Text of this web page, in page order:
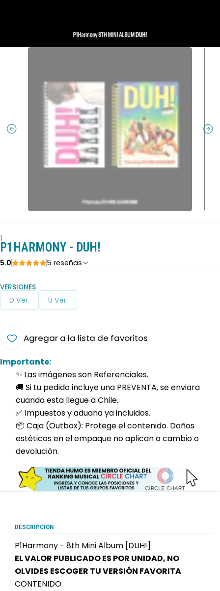
|
P1HARMONY - DUH!
5.0 5 reseñas
VERSIONES
D Ver. U Ver.
Agregar a la lista de favoritos
Importante:
✨ Las imágenes son Referenciales.
🚚 Si tu pedido incluye una PREVENTA, se enviara
cuando esta llegue a Chile.
✅ Impuestos y aduana ya incluidos.
📦 Caja (Outbox): Protege el contenido. Daños
estéticos en el empaque no aplican a cambio o
devolución.
DESCRIPCIÓN
P1Harmony - 8th Mini Album [DUH!]
EL VALOR PUBLICADO ES POR UNIDAD, NO
OLVIDES ESCOGER TU VERSIÓN FAVORITA
CONTENIDO: